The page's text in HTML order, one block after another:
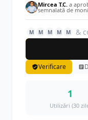
Mircea T.C. a
semnalată de
M M M M M
&
Verificare
1
Utilizări (30